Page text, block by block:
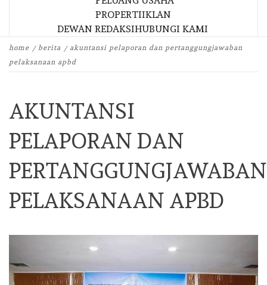
PROPERTIIKLAN
DEWAN REDAKSIHUBUNGI KAMI
home berita
akuntansi pelaporan dan pertanggungjawaban
pelaksanaan apbd
AKUNTANSI
PELAPORAN DAN
PERTANGGUNGJAWABAN
PELAKSANAAN APBD